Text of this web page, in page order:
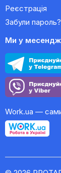
Реєстрація
Забули пароль?
Ми у
Work.ua —